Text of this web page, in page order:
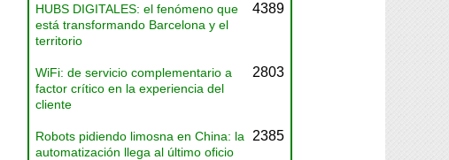
HUBS DIGITALES: el fenómeno que
está transformando Barcelona y el
territorio
4389
WiFi: de servicio complementario a
factor crítico en la experiencia del
cliente
2803
Robots pidiendo limosna en China: la
automatización llega al último oficio
2385